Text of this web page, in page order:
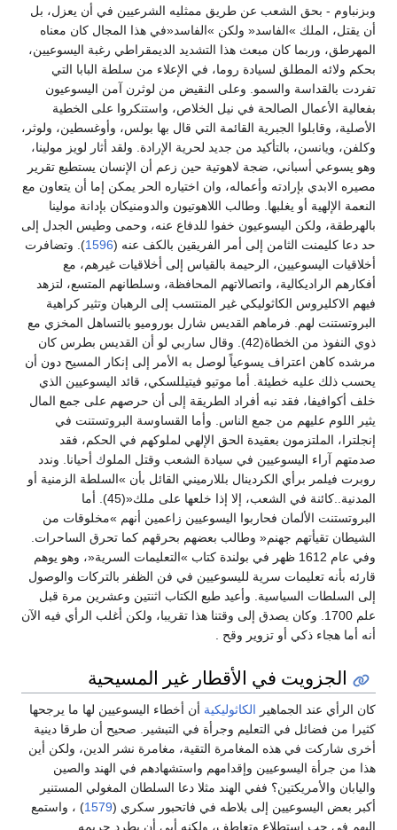
وبزنباوم - بحق الشعب عن طريق ممثليه الشرعيين في أن يعزل، بل
أن يقتل، الملك »الفاسد« ولكن »الفاسد«في هذا المجال كان معناه
المهرطق، وربما كان مبعث هذا التشديد الديمقراطي رغبة اليسوعيين،
بحكم ولائه المطلق لسيادة روما، في الإعلاء من سلطة البابا التي
تفردت بالقداسة والسمو. وعلى النقيض من لوثرن آمن اليسوعيون
بفعالية الأعمال الصالحة في نيل الخلاص، واستنكروا على الخطية
الأصلية، وقابلوا الجبرية القائمة التي قال بها بولس، وأوغسطين، ولوثر،
وكلفن، ويانسن، بالتأكيد من جديد لحرية الإرادة. ولقد أثار لويز مولينا،
وهو يسوعي أسباني، ضجة لاهوتية حين زعم أن الإنسان يستطيع تقرير
مصيره الابدي بإرادته وأعماله، وان اختياره الحر يمكن إما أن يتعاون مع
النعمة الإلهية أو يغلبها. وطالب اللاهوتيون والدومنيكان بإدانة مولينا
بالهرطقة، ولكن اليسوعيون خفوا للدفاع عنه، وحمى وطيس الجدل إلى
حد دعا كليمنت الثامن إلى أمر الفريقين بالكف عنه (1596). وتضافرت
أخلاقيات اليسوعيين، الرحيمة بالقياس إلى أخلاقيات غيرهم، مع
أفكارهم الراديكالية، واتصالاتهم المحافظة، وسلطانهم المتسع، لتزهد
فيهم الاكليروس الكاثوليكي غير المنتسب إلى الرهبان وتثير كراهية
البروتستنت لهم. فرماهم القديس شارل بوروميو بالتساهل المخزي مع
ذوي النفوذ من الخطاة(42). وقال ساربي لو أن القديس بطرس كان
مرشده كاهن اعتراف يسوعياً لوصل به الأمر إلى إنكار المسيح دون أن
يحسب ذلك عليه خطيئة. أما موتيو فيتيللسكي، قائد اليسوعيين الذي
خلف أكوافيفا، فقد نبه أفراد الطريقة إلى أن حرصهم على جمع المال
يثير اللوم عليهم من جمع الناس. وأما القساوسة البروتستنت في
إنجلترا، الملتزمون بعقيدة الحق الإلهي لملوكهم في الحكم، فقد
صدمتهم آراء اليسوعيين في سيادة الشعب وقتل الملوك أحيانا. وندد
روبرت فيلمر برأي الكردينال بللارميني القائل بأن »السلطة الزمنية أو
المدنية..كائنة في الشعب، إلا إذا خلعها على ملك«(45). أما
البروتستنت الألمان فحاربوا اليسوعيين زاعمين أنهم »مخلوقات من
الشيطان تقيأتهم جهنم« وطالب بعضهم بحرقهم كما تحرق الساحرات.
وفي عام 1612 ظهر في بولندة كتاب »التعليمات السرية«، وهو يوهم
قارئه بأنه تعليمات سرية لليسوعيين في فن الظفر بالتركات والوصول
إلى السلطات السياسية. وأعيد طبع الكتاب اثنتين وعشرين مرة قبل
علم 1700. وكان يصدق إلى وقتنا هذا تقريبا، ولكن أغلب الرأي فيه الآن
أنه أما هجاء ذكي أو تزوير وقح .
الجزويت في الأقطار غير المسيحية
كان الرأي عند الجماهير الكاثوليكية أن أخطاء اليسوعيين لها ما يرجحها
كثيرا من فضائل في التعليم وجرأة في التبشير. صحيح أن طرقا دينية
أخرى شاركت في هذه المغامرة التقية، مغامرة نشر الدين، ولكن أين
هذا من جرأة اليسوعيين وإقدامهم واستشهادهم في الهند والصين
واليابان والأمريكتين؟ ففي الهند مثلا دعا السلطان المغولي المستنير
أكبر بعض اليسوعيين إلى بلاطه في فاتحبور سكري (1579) ، واستمع
إليهم في حب استطلاع وتعاطف، ولكنه أبى أن يطرد حريمه.